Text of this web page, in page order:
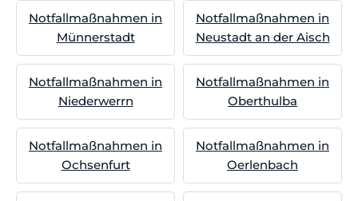
Notfallmaßnahmen in
Münnerstadt
Notfallmaßnahmen in
Neustadt an der Aisch
Notfallmaßnahmen in
Niederwerrn
Notfallmaßnahmen in
Oberthulba
Notfallmaßnahmen in
Ochsenfurt
Notfallmaßnahmen in
Oerlenbach